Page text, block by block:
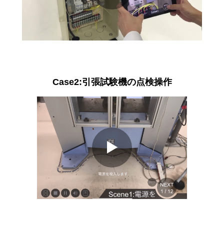
Case2:引張試験機の点検操作